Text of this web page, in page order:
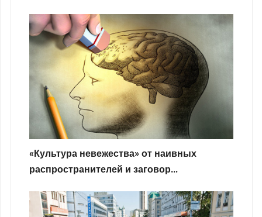
«Культура невежества» от наивных
распространителей и заговор...